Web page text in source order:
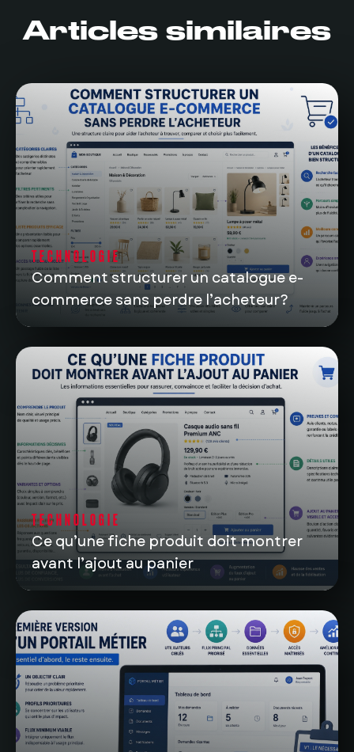
Articles similaires
TECHNOLOGIE
Comment structurer un catalogue e-
commerce sans perdre l’acheteur?
TECHNOLOGIE
Ce qu’une fiche produit doit montrer
avant l’ajout au panier